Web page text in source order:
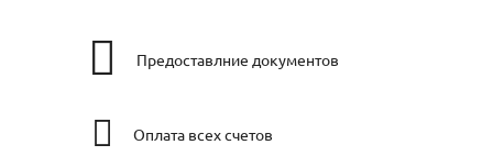
Предоставлние документов
Оплата всех счетов